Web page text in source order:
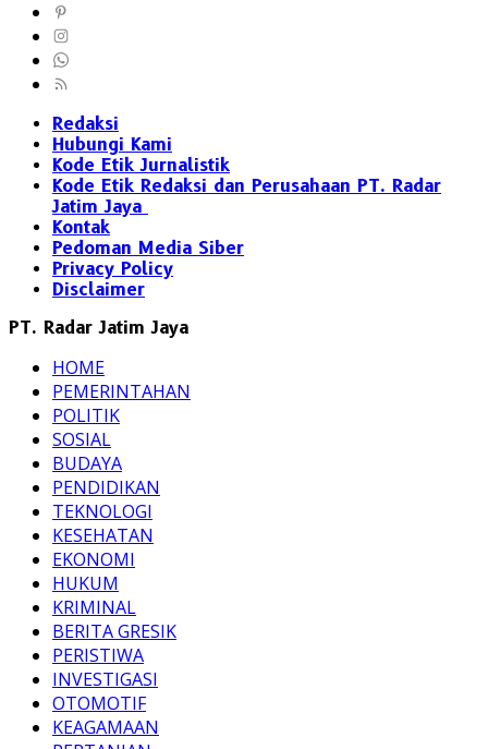
Redaksi
Hubungi Kami
Kode Etik Jurnalistik
Kode Etik Redaksi dan Perusahaan PT. Radar
Jatim Jaya
Kontak
Pedoman Media Siber
Privacy Policy
Disclaimer
PT. Radar Jatim Jaya
HOME
PEMERINTAHAN
POLITIK
SOSIAL
BUDAYA
PENDIDIKAN
TEKNOLOGI
KESEHATAN
EKONOMI
HUKUM
KRIMINAL
BERITA GRESIK
PERISTIWA
INVESTIGASI
OTOMOTIF
KEAGAMAAN